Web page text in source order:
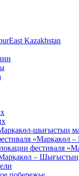
Kazakhstan
шығыстың
фестиваля
–